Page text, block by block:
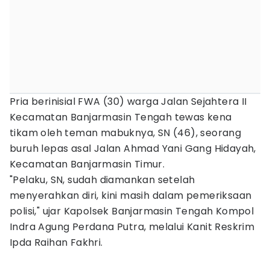
Pria berinisial FWA (30) warga Jalan Sejahtera II
Kecamatan Banjarmasin Tengah tewas kena
tikam oleh teman mabuknya, SN (46), seorang
buruh lepas asal Jalan Ahmad Yani Gang Hidayah,
Kecamatan Banjarmasin Timur.
"Pelaku, SN, sudah diamankan setelah
menyerahkan diri, kini masih dalam pemeriksaan
polisi," ujar Kapolsek Banjarmasin Tengah Kompol
Indra Agung Perdana Putra, melalui Kanit Reskrim
Ipda Raihan Fakhri.